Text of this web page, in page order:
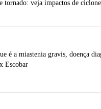
tornado: veja impactos de
é a miastenia gravis, doença
Escobar